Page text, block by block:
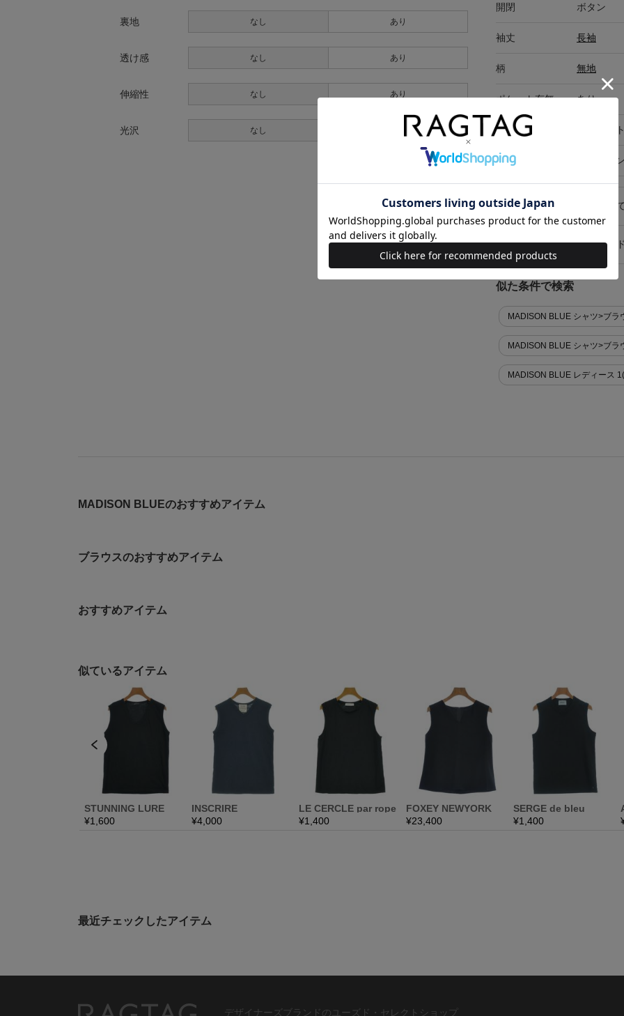
裏地 なし あり
透け感 なし あり
伸縮性 なし あり
光沢 なし
開閉 ボタン
袖丈 長袖
柄 無地
ポケット有無 あり
ポケット 外ポケッ
在庫店舗 オンライ
キャンセル・返品について
お買い物時のご利用ガイ
似た条件で検索
MADISON BLUE シャツ>ブラ
MADISON BLUE シャツ>ブラ
MADISON BLUE レディース
MADISON BLUEのおすすめアイテム
ブラウスのおすすめアイテム
おすすめアイテム
最近チェックしたアイテム
デザイナーズブランドのユーズド・セレクトショップ